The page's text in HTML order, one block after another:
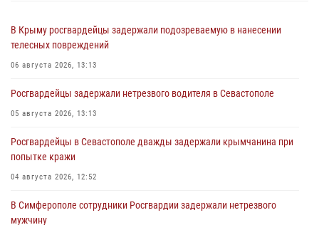
В Крыму росгвардейцы задержали подозреваемую в нанесении
телесных повреждений
06 августа 2026, 13:13
Росгвардейцы задержали нетрезвого водителя в Севастополе
05 августа 2026, 13:13
Росгвардейцы в Севастополе дважды задержали крымчанина при
попытке кражи
04 августа 2026, 12:52
В Симферополе сотрудники Росгвардии задержали нетрезвого
мужчину